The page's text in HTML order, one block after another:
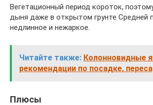
Вегетационный период короток,
дыня даже в открытом грунте Средней
недлинное и нежаркое.
Читайте также: Колонновидные
рекомендации по посадке,
Плюсы